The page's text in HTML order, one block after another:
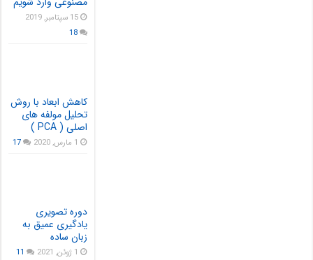
15 سپتامبر, 2019
18
کاهش ابعاد با روش
تحلیل مولفه های
اصلی ( PCA )
1 مارس, 2020 17
دوره تصویری
یادگیری عمیق به
زبان ساده
1 ژوئن, 2021 11